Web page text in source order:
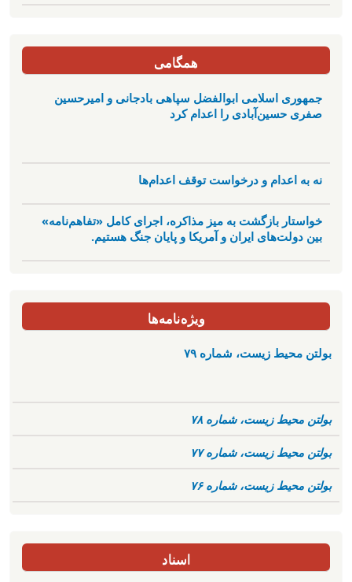
همگامی
جمهوری اسلامی ابوالفضل سپاهی بادجانی و امیرحسین
صفری حسین‌آبادی را اعدام کرد
نه به اعدام و درخواست توقف اعدام‌ها
خواستار بازگشت به میز مذاکره، اجرای کامل «تفاهم‌نامه»
بین دولت‌های ایران و آمریکا و پایان جنگ هستیم.
ویژه‌نامه‌ها
بولتن محیط زیست، شماره ۷۹
بولتن محیط زیست، شماره ۷۸
بولتن محیط زیست، شماره ۷۷
بولتن محیط زیست، شماره ۷۶
اسناد